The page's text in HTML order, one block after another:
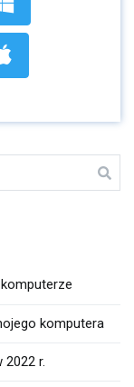
komputera
2022 r.